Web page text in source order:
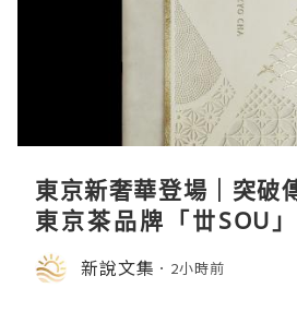
東京新奢華登場｜突破
東京茶品牌「丗SOU
展首度亮相
新說文集 2小時前